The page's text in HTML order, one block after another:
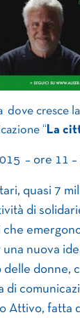
dove cresce
“ La
– ore 11
quasi 7
di
nuova
donne,
di
Attivo, fatta